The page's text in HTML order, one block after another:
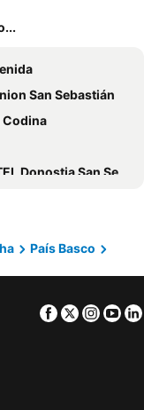
San Sebastián
Codina
San Sebastián Aeropuerto
Amara
& Spa
País Basco
Facebook
Twitter